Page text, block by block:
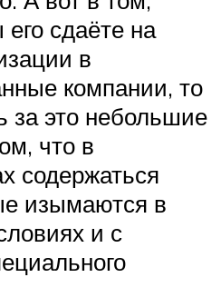
сдаёте на
в
компании, то
за это небольшие
что в
содержаться
изымаются в
и с